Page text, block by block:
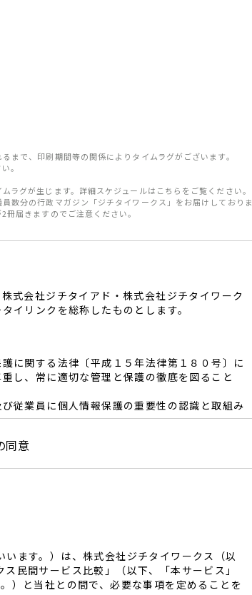
まで、印刷期間等の関係によりタイムラグがございます。
。
ラグが生じます。詳細スケジュールはこちらをご覧ください。
数分の行政マガジン「ジチタイワークス」をお届けしておりま
届きますのでご注意ください。
式会社ジチタイアド・株式会社ジチタイワーク
イリンクを総称したものとします。
に関する法律〔平成１５年法律第１８０号〕に
し、常に適切な管理と保護の徹底を図ること
従業員に個人情報保護の重要性の認識と取組み
本ポリシーの内容を適宜見直し、その改善と
ます。
アクセス・紛失・破壊・改竄・漏洩等に対す
す。
組織体制を整備し、役員及び従業員に徹底致
同意
ます。）は、株式会社ジチタイワークス（以
民間サービス比較」（以下、「本サービス」
）と当社との間で、必要な事項を定めることを